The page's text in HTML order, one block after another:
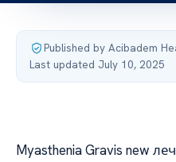
Published by Acibadem
Last updated July 10, 2025
Myasthenia Gravis new